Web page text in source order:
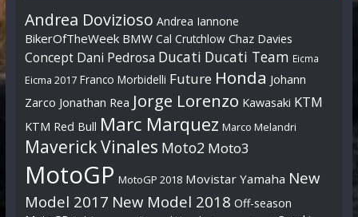
Ετικέτες
Andrea Dovizioso Andrea Iannone
Chaz Davies
Concept Dani Pedrosa Ducati Ducati Team Eicma
Eicma 2017 Franco Morbidelli Future Honda Johann
Zarco Jonathan Rea Jorge Lorenzo Kawasaki
KTM Red Bull Marc Marquez Marco Melandri
Maverick VinalesMoto2 Moto3